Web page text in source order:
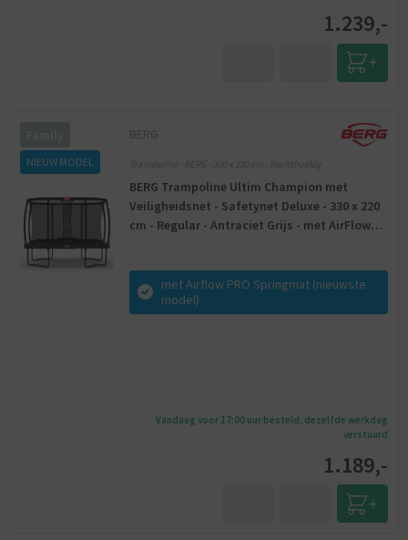
1.239,-
NIEUW MODEL
BERG
Trampoline - BERG - 330 x 220 cm - Rechthoekig
BERG Trampoline Ultim Champion met
Veiligheidsnet - Safetynet Deluxe - 330 x 220
cm - Regular - Antraciet Grijs - met AirFlow
met Airflow PRO Springmat (nieuwste
model)
Vandaag voor 17:00 uur besteld, dezelfde werkdag
verstuurd
1.189,-